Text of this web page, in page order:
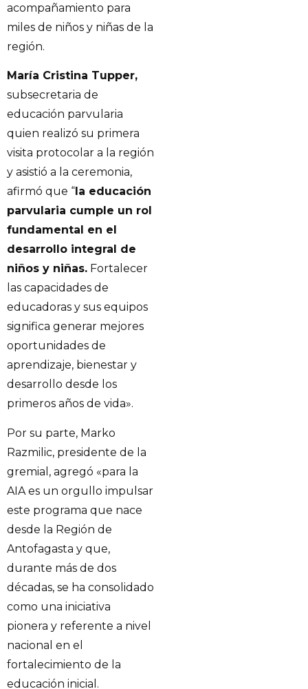
acompañamiento para
miles de niños y niñas de la
región.
María Cristina Tupper,
subsecretaria de
educación parvularia
quien realizó su primera
visita protocolar a la región
y asistió a la ceremonia,
afirmó que “ la educación
parvularia cumple un rol
fundamental en el
desarrollo integral de
niños y niñas. Fortalecer
las capacidades de
educadoras y sus equipos
significa generar mejores
oportunidades de
aprendizaje, bienestar y
desarrollo desde los
primeros años de vida».
Por su parte, Marko
Razmilic, presidente de la
gremial, agregó «para la
AIA es un orgullo impulsar
este programa que nace
desde la Región de
Antofagasta y que,
durante más de dos
décadas, se ha consolidado
como una iniciativa
pionera y referente a nivel
nacional en el
fortalecimiento de la
educación inicial.